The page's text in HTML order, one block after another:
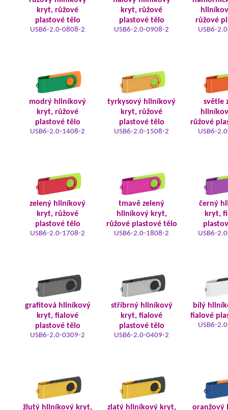
kryt, růžové
plastové tělo
USB6-2.0-0808-2
kryt, růžové
plastové tělo
USB6-2.0-0908-2
růžové
USB6-
modrý hliníkový
kryt, růžové
plastové tělo
USB6-2.0-1408-2
tyrkysový hliníkový
kryt, růžové
plastové tělo
USB6-2.0-1508-2
světle
růžové
USB6-
zelený hliníkový
kryt, růžové
plastové tělo
USB6-2.0-1708-2
tmavě zelený
hliníkový kryt,
růžové plastové tělo
USB6-2.0-1808-2
černý
kryt,
USB6-
grafitová hliníkový
kryt, fialové
plastové tělo
USB6-2.0-0309-2
stříbrný hliníkový
kryt, fialové
plastové tělo
USB6-2.0-0409-2
bílý
fialové
USB6-
žlutý hliníkový kryt,
zlatý hliníkový kryt,
oranžový